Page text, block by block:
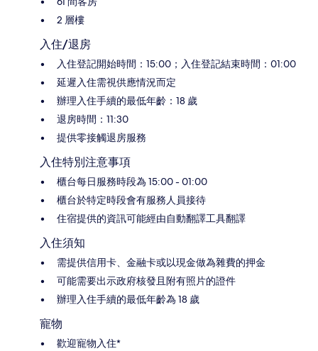
2 層樓
入住/退房
入住登記開始時間：15:00；入住登記結束時間：01:00
延遲入住需視供應情況而定
辦理入住手續的最低年齡：18 歲
退房時間：11:30
提供零接觸退房服務
入住特別注意事項
櫃台每日服務時段為 15:00 - 01:00
櫃台於特定時段會有服務人員接待
住宿提供的資訊可能經由自動翻譯工具翻譯
入住須知
需提供信用卡、金融卡或以現金做為雜費的押金
可能需要出示政府核發且附有照片的證件
辦理入住手續的最低年齡為 18 歲
寵物
歡迎寵物入住*